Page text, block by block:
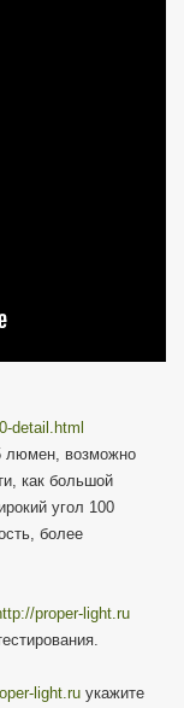
detail.html
люмен, возможно
как большой
угол 100
более
proper-light.ru
light.ru укажите